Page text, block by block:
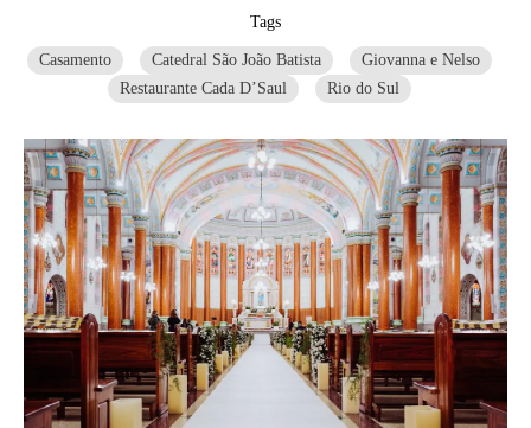
Tags
Casamento Catedral São João Batista
Giovanna e Nelso
Restaurante Cada D’Saul
Rio do Sul